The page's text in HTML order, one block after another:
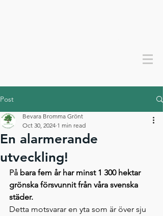
Post
En alarmerande
utveckling!
Bevara Bromma Grönt
Oct 30, 2024 1 min read
På bara fem år har minst 1 300 hektar
grönska försvunnit från våra svenska
städer.
Detta motsvarar en yta som är över sju